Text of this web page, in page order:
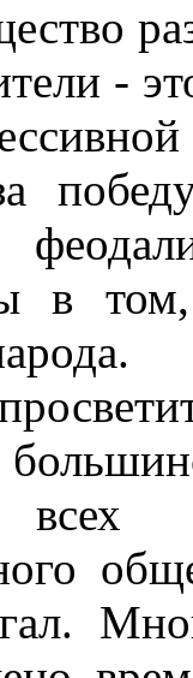
-
в
всех